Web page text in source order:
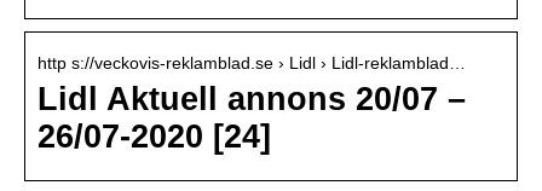
http s://veckovis-reklamblad.se › Lidl › Lidl-reklamblad…
Lidl Aktuell annons 20/07 –
26/07-2020 [24]